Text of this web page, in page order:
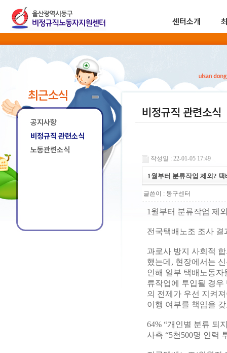
센터소개
최근소식
공지사항
비정규직 관련소식
노동관련소식
비정규직 관련소식
작성일 : 22-01-05 17:49
1월부터 분류작업 제외?
글쓴이 : 동구센터
1월부터 분류작업 제
전국택배노조 조사 결
과로사 방지 사회적
했는데, 현장에서는
인해 일부 택배노동
류작업에 투입될 경
의 전제가 우선 지켜
이행 여부를 책임을
64% “개인별 분류 되
사측 “5천500명 인력